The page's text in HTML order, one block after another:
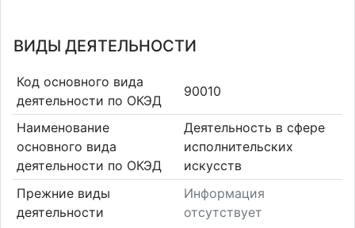
ВИДЫ ДЕЯТЕЛЬНОСТИ
Код основного вида
деятельности по ОКЭД
90010
Наименование
основного вида
деятельности по ОКЭД
Деятельность в сфере
исполнительских
искусств
Прежние виды
деятельности
Информация
отсутствует